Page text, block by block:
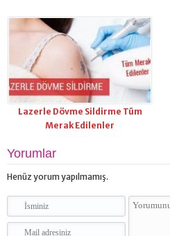
Lazerle Dövme Sildirme Tüm
Merak Edilenler
Yorumlar
Henüz yorum yapılmamış.